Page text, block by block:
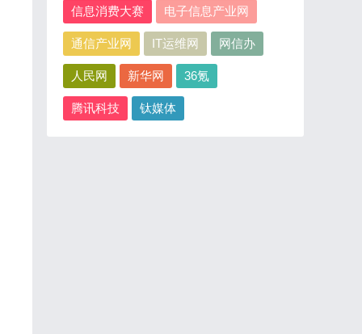
信息消费大赛 电子信息产业网
通信产业网 IT运维网 网信办
人民网 新华网 36氪
腾讯科技 钛媒体